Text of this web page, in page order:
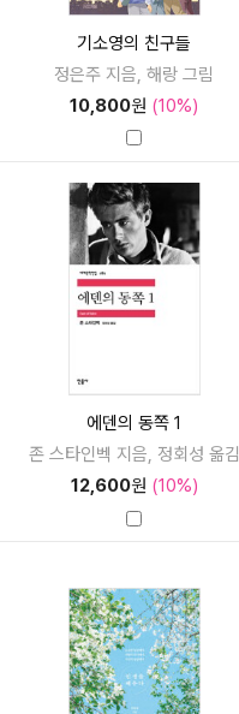
기소영의 친구들
정은주 지음, 해랑 그림
10,800원 (10%)
에덴의 동쪽 1
존 스타인벡 지음, 정회성 옮김
12,600원 (10%)